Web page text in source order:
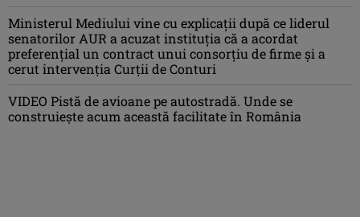
Ministerul Mediului vine cu explicații după ce liderul
senatorilor AUR a acuzat instituția că a acordat
preferențial un contract unui consorțiu de firme și a
cerut intervenția Curții de Conturi
VIDEO Pistă de avioane pe autostradă. Unde se
construiește acum această facilitate în România